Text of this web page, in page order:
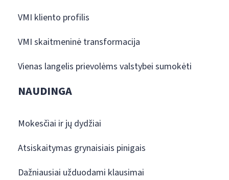
VMI kliento profilis
VMI skaitmeninė transformacija
Vienas langelis prievolėms valstybei sumokėti
NAUDINGA
Mokesčiai ir jų dydžiai
Atsiskaitymas grynaisiais pinigais
Dažniausiai užduodami klausimai